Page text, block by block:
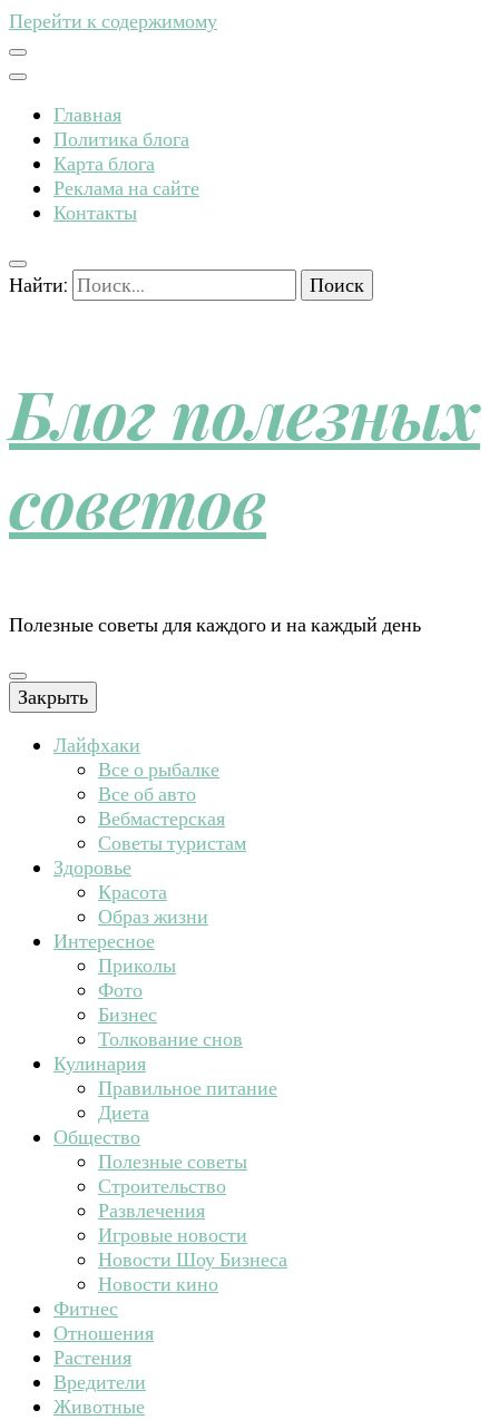
Перейти к содержимому
Главная
Политика блога
Карта блога
Реклама на сайте
Контакты
Найти:
Блог полезных
советов
Полезные советы для каждого и на каждый день
Закрыть
Лайфхаки
Все о рыбалке
Все об авто
Вебмастерская
Советы туристам
Здоровье
Красота
Образ жизни
Интересное
Приколы
Фото
Бизнес
Толкование снов
Кулинария
Правильное питание
Диета
Общество
Полезные советы
Строительство
Развлечения
Игровые новости
Новости Шоу Бизнеса
Новости кино
Фитнес
Отношения
Растения
Вредители
Животные